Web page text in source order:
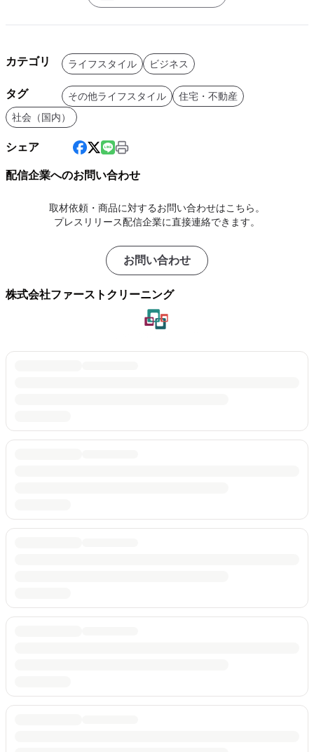
カテゴリ ライフスタイル ビジネス
タグ その他ライフスタイル
住宅・不動産
社会（国内）
シェア
配信企業へのお問い合わせ
取材依頼・商品に対するお問い合わせはこちら。
プレスリリース配信企業に直接連絡できます。
お問い合わせ
株式会社ファーストクリーニング